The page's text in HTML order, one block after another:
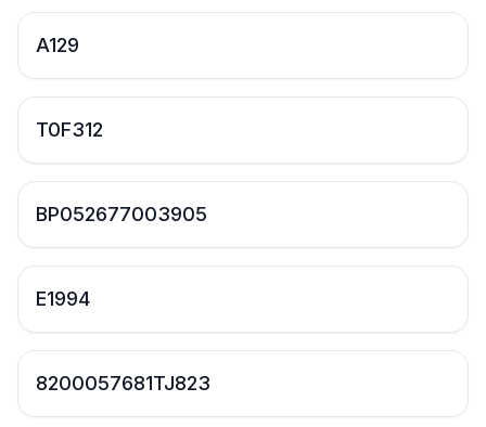
A129
T0F312
BP052677003905
E1994
8200057681TJ823